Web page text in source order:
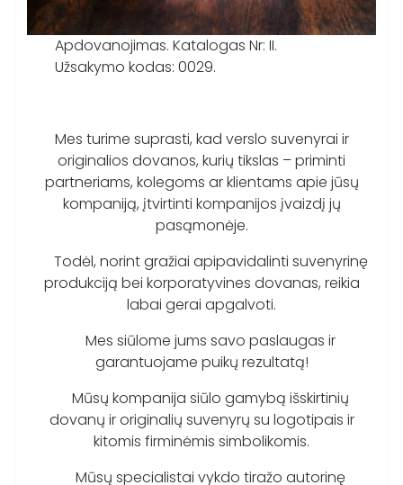
Apdovanojimas. Katalogas Nr: II.
Užsakymo kodas: 0029.
Mes turime suprasti, kad verslo suvenyrai ir
originalios dovanos, kurių tikslas – priminti
partneriams, kolegoms ar klientams apie jūsų
kompaniją, įtvirtinti kompanijos įvaizdį jų
pasąmonėje.
Todėl, norint gražiai apipavidalinti suvenyrinę
produkciją bei korporatyvines dovanas, reikia
labai gerai apgalvoti.
Mes siūlome jums savo paslaugas ir
garantuojame puikų rezultatą!
Mūsų kompanija siūlo gamybą išskirtinių
dovanų ir originalių suvenyrų su logotipais ir
kitomis firminėmis simbolikomis.
Mūsų specialistai vykdo tiražo autorinę